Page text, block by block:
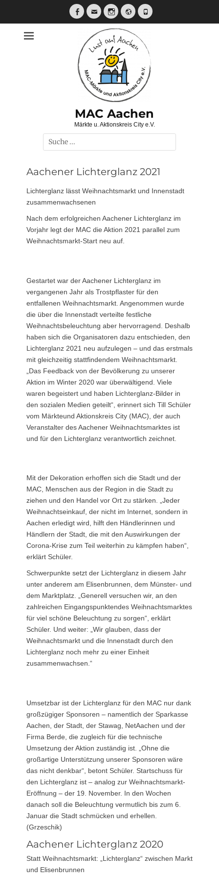
Facebook
E-
Instagram
WebsiteTelefon
MAC Aachen
Märkte u. Aktionskreis City e.V.
Suche
nach:
Aachener Lichterglanz 2021
Lichterglanz lässt Weihnachtsmarkt und Innenstadt
zusammenwachsenen
Nach dem erfolgreichen Aachener Lichterglanz im
Vorjahr legt der MAC die Aktion 2021 parallel zum
Weihnachtsmarkt-Start neu auf.
Gestartet war der Aachener Lichterglanz im
vergangenen Jahr als Trostpflaster für den
entfallenen Weihnachtsmarkt. Angenommen wurde
die über die Innenstadt verteilte festliche
Weihnachtsbeleuchtung aber hervorragend. Deshalb
haben sich die Organisatoren dazu entschieden, den
Lichterglanz 2021 neu aufzulegen – und das erstmals
mit gleichzeitig stattfindendem Weihnachtsmarkt.
„Das Feedback von der Bevölkerung zu unserer
Aktion im Winter 2020 war überwältigend. Viele
waren begeistert und haben Lichterglanz-Bilder in
den sozialen Medien geteilt“, erinnert sich Till Schüler
vom Märkteund Aktionskreis City (MAC), der auch
Veranstalter des Aachener Weihnachtsmarktes ist
und für den Lichterglanz verantwortlich zeichnet.
Mit der Dekoration erhoffen sich die Stadt und der
MAC, Menschen aus der Region in die Stadt zu
ziehen und den Handel vor Ort zu stärken. „Jeder
Weihnachtseinkauf, der nicht im Internet, sondern in
Aachen erledigt wird, hilft den Händlerinnen und
Händlern der Stadt, die mit den Auswirkungen der
Corona-Krise zum Teil weiterhin zu kämpfen haben“,
erklärt Schüler.
Schwerpunkte setzt der Lichterglanz in diesem Jahr
unter anderem am Elisenbrunnen, dem Münster- und
dem Marktplatz. „Generell versuchen wir, an den
zahlreichen Eingangspunktendes Weihnachtsmarktes
für viel schöne Beleuchtung zu sorgen“, erklärt
Schüler. Und weiter: „Wir glauben, dass der
Weihnachtsmarkt und die Innenstadt durch den
Lichterglanz noch mehr zu einer Einheit
zusammenwachsen.“
Umsetzbar ist der Lichterglanz für den MAC nur dank
großzügiger Sponsoren – namentlich der Sparkasse
Aachen, der Stadt, der Stawag, NetAachen und der
Firma Berde, die zugleich für die technische
Umsetzung der Aktion zuständig ist. „Ohne die
großartige Unterstützung unserer Sponsoren wäre
das nicht denkbar“, betont Schüler. Startschuss für
den Lichterglanz ist – analog zur Weihnachtsmarkt-
Eröffnung – der 19. November. In den Wochen
danach soll die Beleuchtung vermutlich bis zum 6.
Januar die Stadt schmücken und erhellen.
(Grzeschik)
Aachener Lichterglanz 2020
Statt Weihnachtsmarkt: „Lichterglanz“ zwischen Markt
und Elisenbrunnen